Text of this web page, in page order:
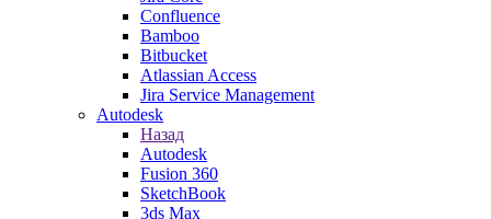
Confluence
Bamboo
Bitbucket
Atlassian Access
Jira Service Management
Autodesk
Назад
Autodesk
Fusion 360
SketchBook
3ds Max